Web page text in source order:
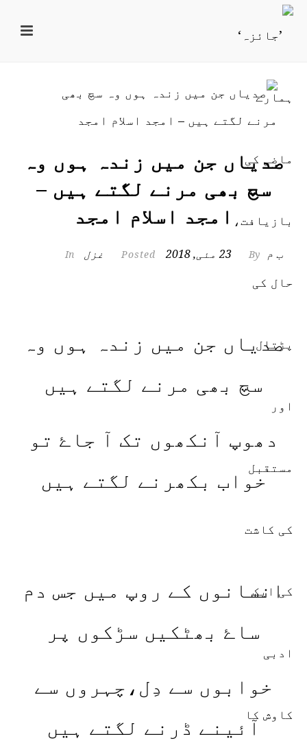
صدیاں جن میں زندہ ہوں وہ
سچ بھی مرنے لگتے ہیں –
امجد اسلام امجد
By ب م 23 مئی, 2018 غزل
صدیاں جن میں زندہ ہوں وہ
سچ بھی مرنے لگتے ہیں
دھوپ آنکھوں تک آ جاۓ تو
خواب بکھرنے لگتے ہیں
انسانوں کے روپ میں جس دم
ساۓ بھٹکیں سڑکوں پر
خوابوں سے دِل،چہروں سے
آئینے ڈرنے لگتے ہیں